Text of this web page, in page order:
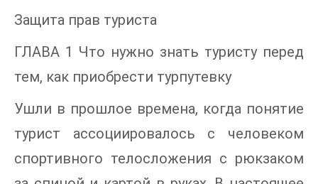
Защита прав туриста
ГЛАВА 1 Что нужно знать туристу перед
тем, как приобрести турпутевку
Ушли в прошлое времена, когда понятие
турист ассоциировалось с человеком
спортивного телосложения с рюкзаком